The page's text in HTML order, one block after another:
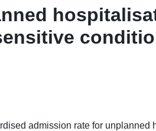
admission rate for unplanned